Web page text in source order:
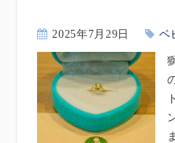
2025年7月29日 ベ